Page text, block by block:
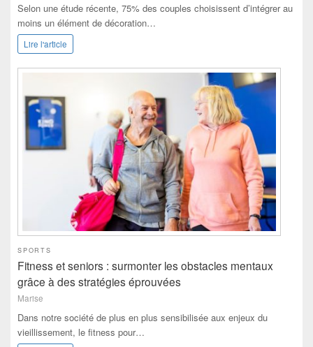
Selon une étude récente, 75% des couples choisissent d’intégrer au
moins un élément de décoration…
Lire l'article
SPORTS
Fitness et seniors : surmonter les obstacles mentaux
grâce à des stratégies éprouvées
Marise
Dans notre société de plus en plus sensibilisée aux enjeux du
vieillissement, le fitness pour…